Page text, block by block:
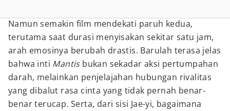
Namun semakin film mendekati paruh kedua,
terutama saat durasi menyisakan sekitar satu jam,
arah emosinya berubah drastis. Barulah terasa jelas
bahwa inti Mantisbukan sekadar aksi pertumpahan
darah, melainkan penjelajahan hubungan rivalitas
yang dibalut rasa cinta yang tidak pernah benar-
benar terucap. Serta, dari sisi Jae-yi, bagaimana